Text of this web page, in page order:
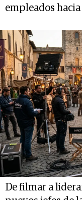
empleados
De filmar a